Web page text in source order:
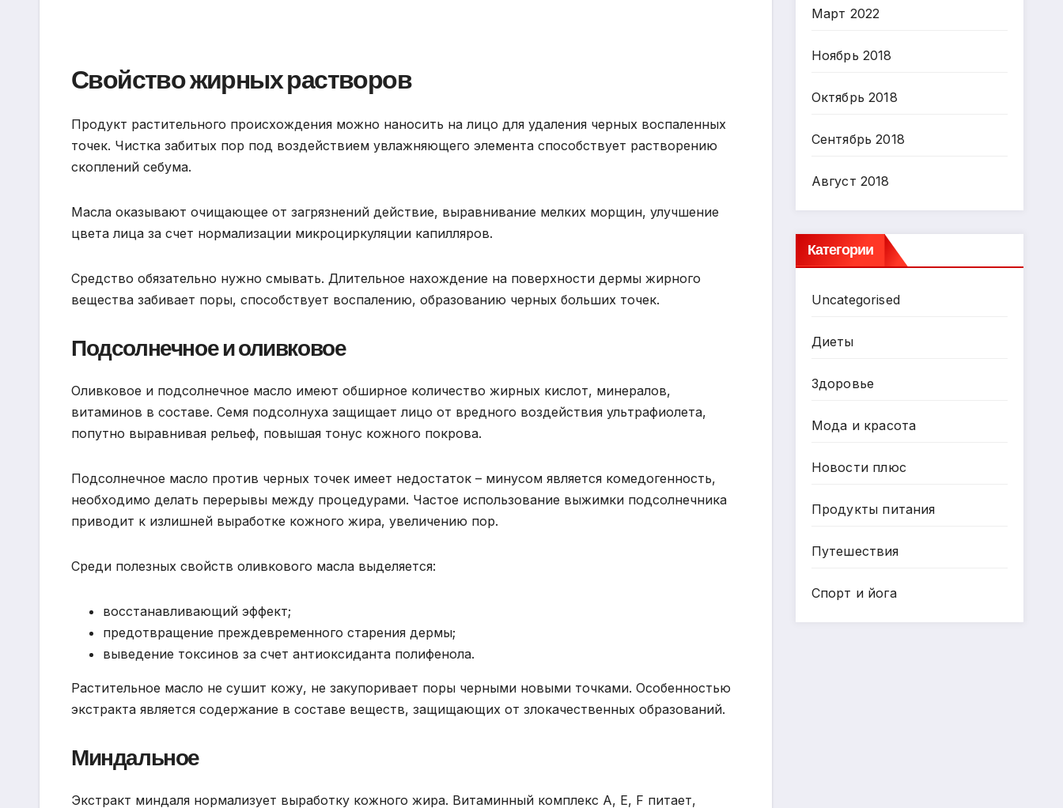
Свойство жирных растворов
Продукт растительного происхождения можно наносить на лицо для удаления черных воспаленных
точек. Чистка забитых пор под воздействием увлажняющего элемента способствует растворению
скоплений себума.
Масла оказывают очищающее от загрязнений действие, выравнивание мелких морщин, улучшение
цвета лица за счет нормализации микроциркуляции капилляров.
Средство обязательно нужно смывать. Длительное нахождение на поверхности дермы жирного
вещества забивает поры, способствует воспалению, образованию черных больших точек.
Подсолнечное и оливковое
Оливковое и подсолнечное масло имеют обширное количество жирных кислот, минералов,
витаминов в составе. Семя подсолнуха защищает лицо от вредного воздействия ультрафиолета,
попутно выравнивая рельеф, повышая тонус кожного покрова.
Подсолнечное масло против черных точек имеет недостаток – минусом является комедогенность,
необходимо делать перерывы между процедурами. Частое использование выжимки подсолнечника
приводит к излишней выработке кожного жира, увеличению пор.
Среди полезных свойств оливкового масла выделяется:
восстанавливающий эффект;
предотвращение преждевременного старения дермы;
выведение токсинов за счет антиоксиданта полифенола.
Растительное масло не сушит кожу, не закупоривает поры черными новыми точками. Особенностью
экстракта является содержание в составе веществ, защищающих от злокачественных образований.
Миндальное
Экстракт миндаля нормализует выработку кожного жира. Витаминный комплекс A, E, F питает,
Март 2022
Ноябрь 2018
Октябрь 2018
Сентябрь 2018
Август 2018
Категории
Uncategorised
Диеты
Здоровье
Мода и красота
Новости плюс
Продукты питания
Путешествия
Спорт и йога